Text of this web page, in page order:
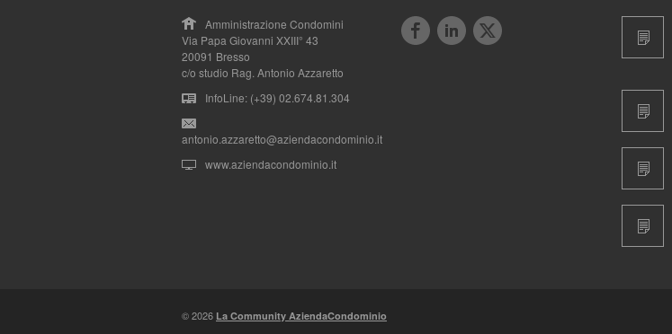
Amministrazione Condomini
Via Papa Giovanni XXIII° 43
20091 Bresso
c/o studio Rag. Antonio Azzaretto
InfoLine: (+39) 02.674.81.304
antonio.azzaretto@aziendacondominio.it
www.aziendacondominio.it
© 2026 La Community AziendaCondominio